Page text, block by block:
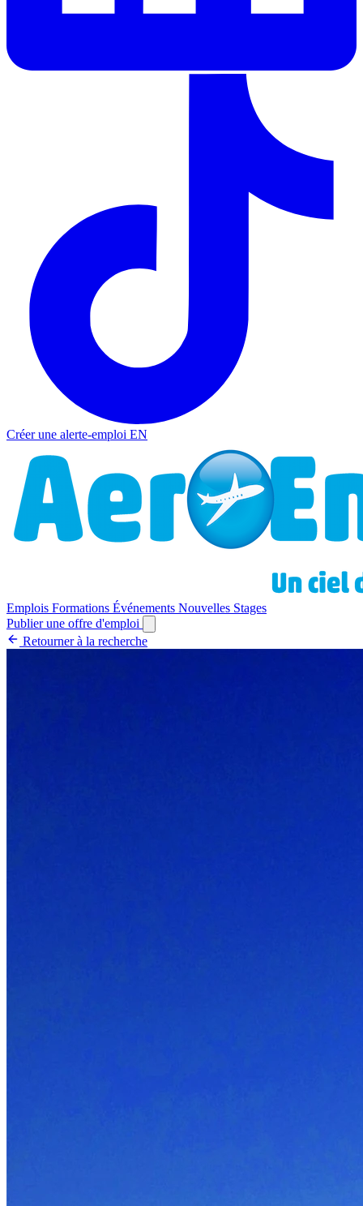
Créer une alerte-emploi EN
Emplois Formations Événements Nouvelles Stages
Publier une offre d'emploi
Retourner à la recherche